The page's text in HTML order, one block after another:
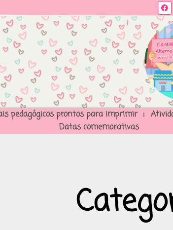
pedagógicos prontos para imprimir
Datas comemorativas